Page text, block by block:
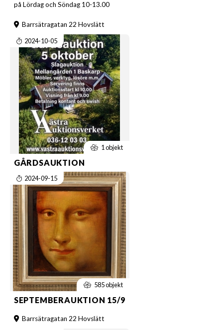
på Lördag och Söndag 10-13.00
Barrsätragatan 22 Hovslätt
2024-10-05
1 objekt
GÅRDSAUKTION
2024-09-15
585 objekt
SEPTEMBERAUKTION 15/9
Barrsätragatan 22 Hovslätt